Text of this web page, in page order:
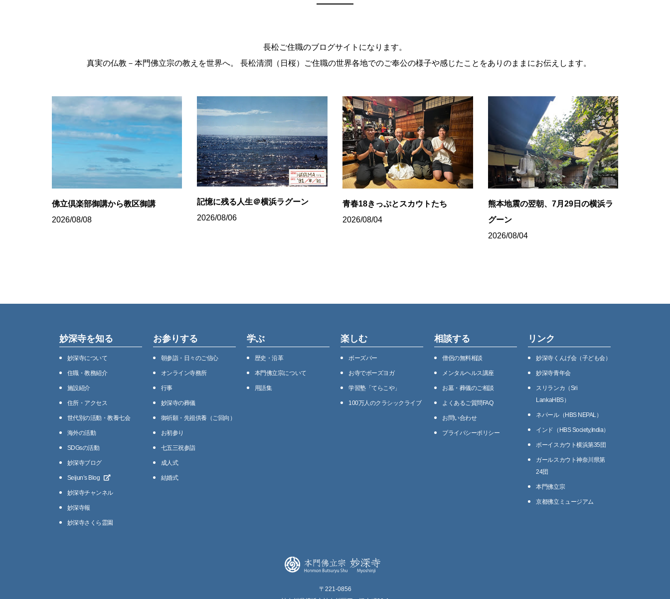
長松ご住職のブログサイトになります。
真実の仏教－本門佛立宗の教えを世界へ。 長松清潤（日桜）ご住職の世界各地でのご奉公の様子や感じたことをありのままにお伝えします。
佛立倶楽部御講から教区御講
2026/08/08
記憶に残る人生＠横浜ラグーン
2026/08/06
青春18きっぷとスカウトたち
2026/08/04
熊本地震の翌朝、7月29日の横浜ラ
グーン
2026/08/04
妙深寺を知る
妙深寺について
住職・教務紹介
施設紹介
住所・アクセス
世代別の活動・教養七会
海外の活動
SDGsの活動
妙深寺ブログ
Seijunʼs Blog
妙深寺チャンネル
妙深寺報
妙深寺さくら霊園
お参りする
朝参詣・日々のご信心
オンライン寺務所
⾏事
妙深寺の葬儀
御祈願・先祖供養（ご回向）
お初参り
七五三祝参詣
成人式
結婚式
学ぶ
歴史・沿⾰
本⾨佛⽴宗について
用語集
楽しむ
ボーズバー
お寺でボーズヨガ
学習塾「てらこや」
100万⼈のクラシックライブ
相談する
僧侶の無料相談
メンタルヘルス講座
お墓・葬儀のご相談
よくあるご質問FAQ
お問い合わせ
プライバシーポリシー
リンク
妙深寺くんげ会（⼦ども会）
妙深寺⻘年会
スリランカ（Sri
LankaHBS）
ネパール（HBS NEPAL）
インド（HBS Society,India）
ボーイスカウト横浜第35団
ガールスカウト神奈川県第
24団
本門佛立宗
京都佛立ミュージアム
〒221-0856